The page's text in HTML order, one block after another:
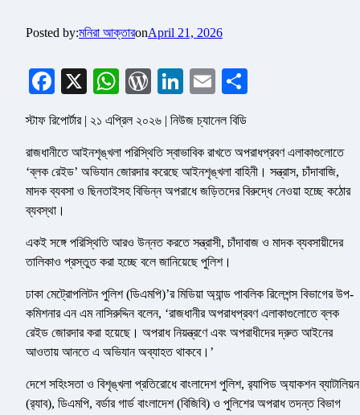
Posted by:মনিরা আক্তারonApril 21, 2026
Facebook
X WhatsApp
WordPress
LinkedIn
Email
স্টাফ রিপোর্টার | ২১ এপ্রিল ২০২৬ | নিউজ চ্যানেল বিডি
রাজধানীতে আইনশৃঙ্খলা পরিস্থিতি স্বাভাবিক রাখতে অপরাধপ্রবণ এলাকাগুলোতে
‘ব্লক রেইড’ অভিযান জোরদার করেছে আইনশৃঙ্খলা বাহিনী। সন্ত্রাস, চাঁদাবাজি,
মাদক ব্যবসা ও ছিনতাইসহ বিভিন্ন অপরাধে জড়িতদের বিরুদ্ধে নেওয়া হচ্ছে কঠোর
ব্যবস্থা।
একই সঙ্গে পরিস্থিতি আরও উন্নত করতে সন্ত্রাসী, চাঁদাবাজ ও মাদক ব্যবসায়ীদের
তালিকাও প্রস্তুত করা হচ্ছে বলে জানিয়েছে পুলিশ।
ঢাকা মেট্রোপলিটন পুলিশ (ডিএমপি)’র মিডিয়া অ্যান্ড পাবলিক রিলেশন্স বিভাগের উপ-
কমিশনার এন এম নাসিরুদ্দিন বলেন, ‘রাজধানীর অপরাধপ্রবণ এলাকাগুলোতে ব্লক
রেইড জোরদার করা হয়েছে। অপরাধ নিয়ন্ত্রণে এবং অপরাধীদের দ্রুত আইনের
আওতায় আনতে এ অভিযান অব্যাহত থাকবে।’
দেশে সহিংসতা ও বিশৃঙ্খলা প্রতিরোধে বাংলাদেশ পুলিশ, র‌্যাপিড অ্যাকশন ব্যাটালিয়ন
(র‌্যাব), ডিএমপি, বর্ডার গার্ড বাংলাদেশ (বিজিবি) ও পুলিশের অপরাধ তদন্ত বিভাগ